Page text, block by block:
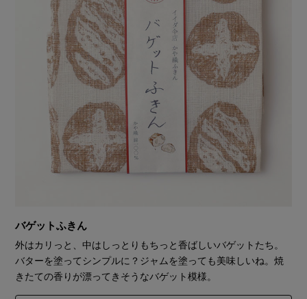
バゲットふきん
外はカリっと、中はしっとりもちっと香ばしいバゲットたち。
バターを塗ってシンプルに？ジャムを塗っても美味しいね。焼
きたての香りが漂ってきそうなバゲット模様。